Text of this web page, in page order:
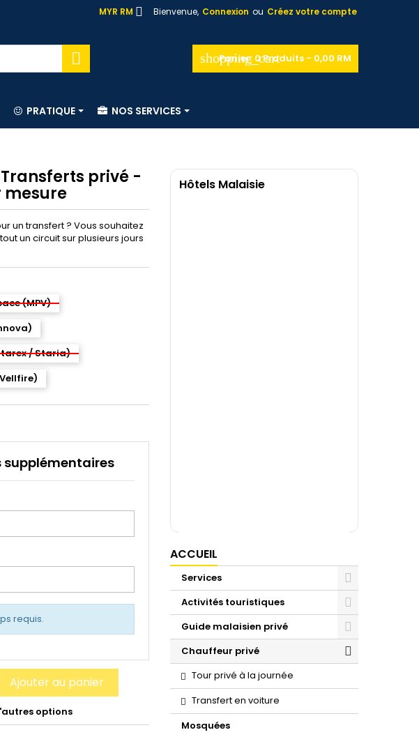
Bienvenue, Connexion ou Créez votre compte
MYR RM 
shopping_cart
Panier: 0Produits - 0,00 RM

PRATIQUE NOS SERVICES
privé -
mesure
un transfert ? Vous souhaitez
un circuit sur plusieurs jours
(MPV)
/ Staria)
supplémentaires
requis.
Ajouter au panier
options
Hôtels Malaisie
ACCUEIL
Services
Activités touristiques
Guide malaisien privé
Chauffeur privé
Tour privé à la journée
Transfert en voiture
Mosquées